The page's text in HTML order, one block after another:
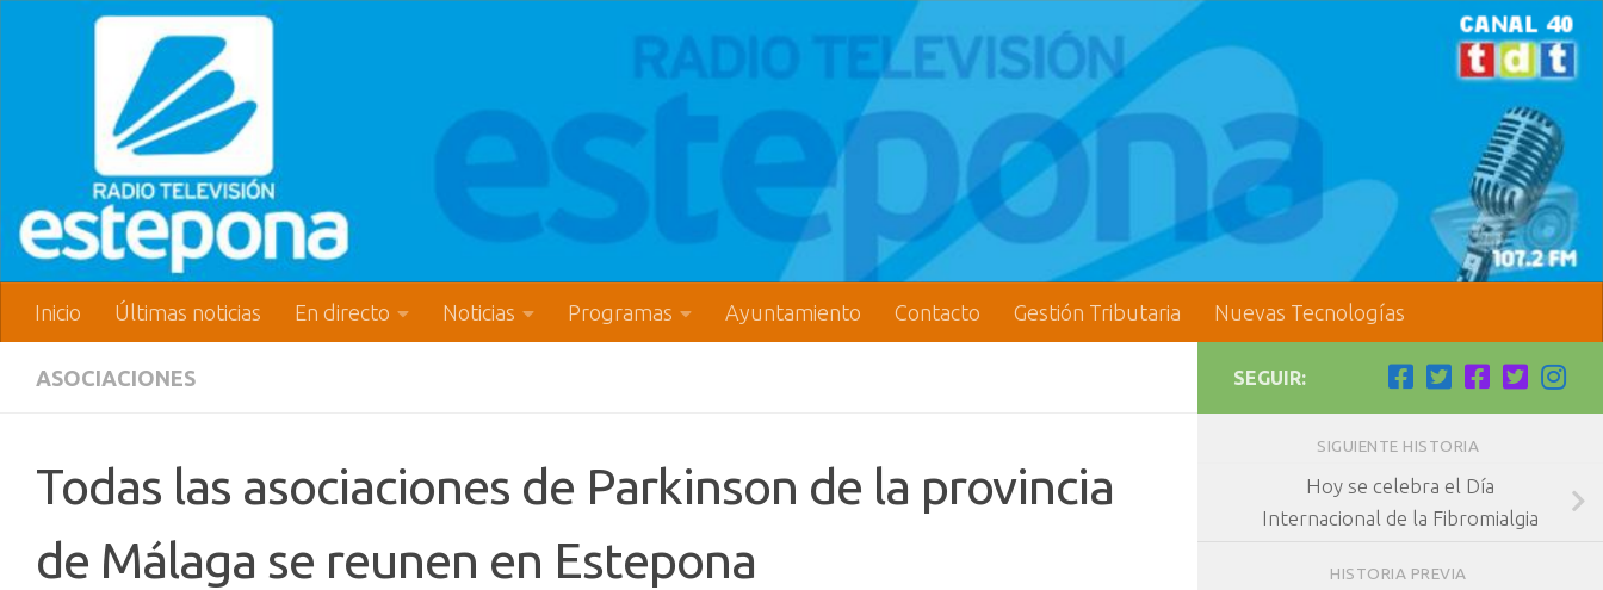
Inicio Últimas noticias En directo Noticias Programas Ayuntamiento Contacto Gestión Tributaria Nuevas Tecnologías
ASOCIACIONES
Todas las asociaciones de Parkinson de la provincia
de Málaga se reunen en Estepona
SEGUIR:
SIGUIENTE HISTORIA
Hoy se celebra el Día
Internacional de la Fibromialgia
HISTORIA PREVIA